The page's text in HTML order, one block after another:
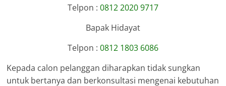
Telpon : 0812 2020 9717
Bapak Hidayat
Telpon : 0812 1803 6086
Kepada calon pelanggan diharapkan tidak sungkan
untuk bertanya dan berkonsultasi mengenai kebutuhan